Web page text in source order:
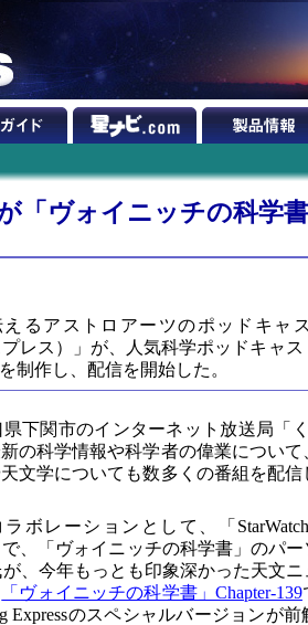
「ヴォイニッチの科学
るアストロアーツのポッドキャ
レス）」が、人気科学ポッドキャス
制作し、配信を開始した。
下関市のインターネット放送局「
の科学情報や科学者の偉業について
文学についても数多くの番組を配信
レーションとして、「
で、「ヴォイニッチの科学書」のパ
、今年もっとも印象深かった天文
「ヴォイニッチの科学書」Chapter-139
Expressのスペシャルバージョンが